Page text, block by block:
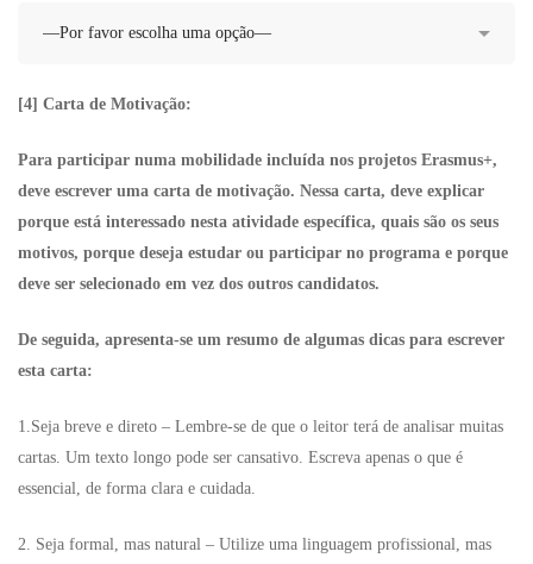
[4] Carta de Motivação:
Para participar numa mobilidade incluída nos projetos Erasmus+,
deve escrever uma carta de motivação. Nessa carta, deve explicar
porque está interessado nesta atividade específica, quais são os seus
motivos, porque deseja estudar ou participar no programa e porque
deve ser selecionado em vez dos outros candidatos.
De seguida, apresenta-se um resumo de algumas dicas para escrever
esta carta:
1.Seja breve e direto – Lembre-se de que o leitor terá de analisar muitas
cartas. Um texto longo pode ser cansativo. Escreva apenas o que é
essencial, de forma clara e cuidada.
2. Seja formal, mas natural – Utilize uma linguagem profissional, mas